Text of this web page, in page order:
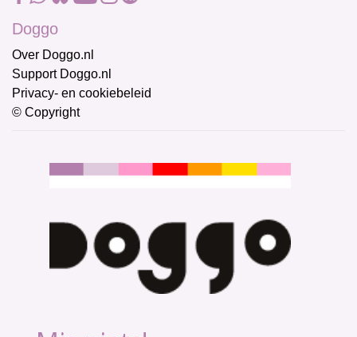
Doggo
Over Doggo.nl
Support Doggo.nl
Privacy- en cookiebeleid
© Copyright